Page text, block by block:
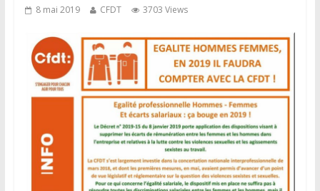
8 mai 2019 CFDT 3703 Views